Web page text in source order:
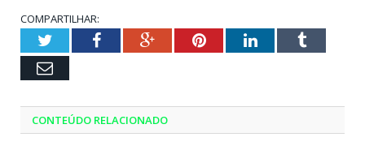
COMPARTILHAR:
TwitterFacebookGoogle+PinterestLinkedInTumblr
Email
CONTEÚDO RELACIONADO